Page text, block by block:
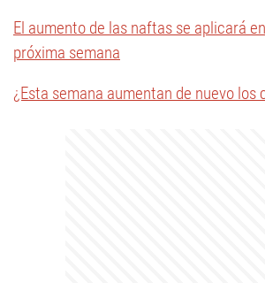
El aumento de las naftas se aplicará
próxima semana
¿Esta semana aumentan de nuevo los